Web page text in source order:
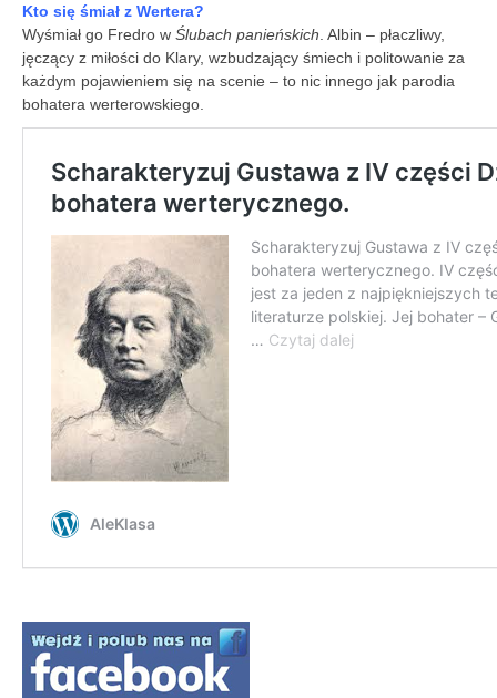
Kto się śmiał z Wertera?
Wyśmiał go Fredro w Ślubach panieńskich . Albin – płaczliwy,
jęczący z miłości do Klary, wzbudzający śmiech i politowanie za
każdym pojawieniem się na scenie – to nic innego jak parodia
bohatera werterowskiego.